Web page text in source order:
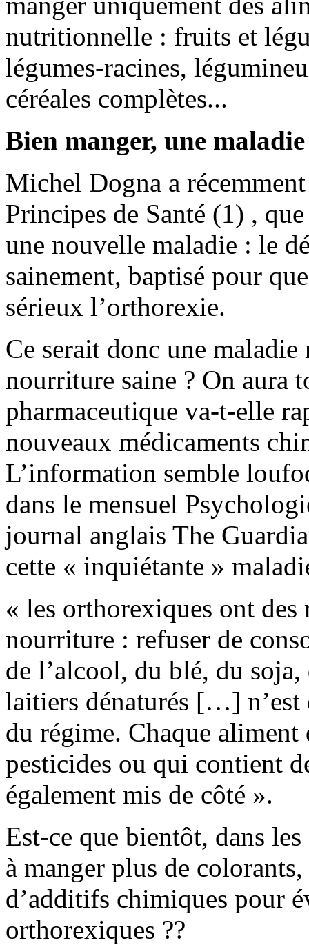
nutritionnelle : fruits et
légumes-racines,
céréales complètes...
Bien manger, une
Michel Dogna a
Principes de Santé (1) ,
une nouvelle maladie : le
sainement, baptisé pour
sérieux l’orthorexie.
Ce serait donc une
nourriture saine ? On aura
pharmaceutique va-t-elle
nouveaux médicaments
L’information semble
dans le mensuel
journal anglais The
cette « inquiétante »
« les orthorexiques ont
nourriture : refuser de
de l’alcool, du blé, du
laitiers dénaturés […] n’est
du régime. Chaque aliment
pesticides ou qui contient
également mis de côté ».
Est-ce que bientôt, dans
à manger plus de
d’additifs chimiques pour
orthorexiques ??